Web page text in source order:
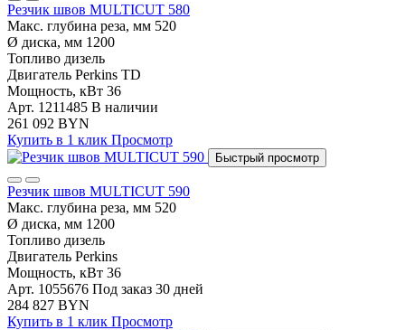
Резчик швов MULTICUT 580
Макс. глубина реза, мм 520
Ø диска, мм 1200
Топливо дизель
Двигатель Perkins TD
Мощность, кВт 36
Арт. 1211485 В наличии
261 092 BYN
Купить в 1 клик Просмотр
Быстрый просмотр
Резчик швов MULTICUT 590
Макс. глубина реза, мм 520
Ø диска, мм 1200
Топливо дизель
Двигатель Perkins
Мощность, кВт 36
Арт. 1055676 Под заказ 30 дней
284 827 BYN
Купить в 1 клик Просмотр